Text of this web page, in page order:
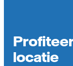
locatie